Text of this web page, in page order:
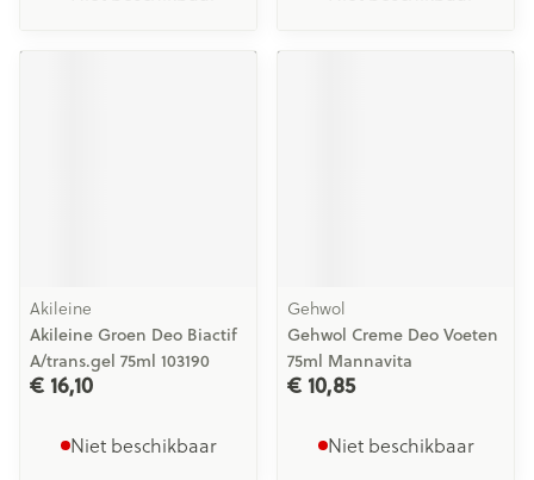
Akileine
Akileine Groen Deo Biactif
A/trans.gel 75ml 103190
€ 16,10
Niet beschikbaar
Gehwol
Gehwol Creme Deo Voeten
75ml Mannavita
€ 10,85
Niet beschikbaar